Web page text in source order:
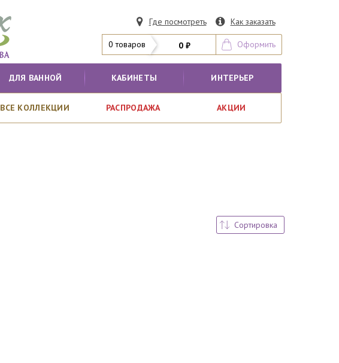
Где посмотреть Как заказать
0 товаров 0 ₽ Оформить
ДЛЯ ВАННОЙ КАБИНЕТЫ ИНТЕРЬЕР
ВСЕ КОЛЛЕКЦИИ РАСПРОДАЖА АКЦИИ
Сортировка